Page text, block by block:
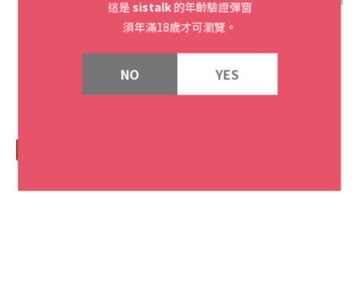
輕喃 qingnan #0 壓感脈衝吸
吮按摩器 | 魅惑粉
NT$1,990
輕喃 qingnan #0 壓感脈衝吸
吮按摩器 | 紳士綠
NT$1,990
這是 sistalk的年齡驗證彈窗
須年滿18歲才可瀏覽。
NO YES